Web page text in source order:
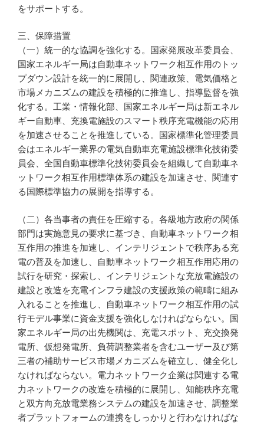
をサポートする。
三、保障措置
（一）統一的な協調を強化する。国家発展改革委員会、
国家エネルギー局は自動車ネットワーク相互作用のトッ
プダウン設計を統一的に展開し、関連政策、電気価格と
市場メカニズムの建設を積極的に推進し、指導監督を強
化する。工業・情報化部、国家エネルギー局は新エネル
ギー自動車、充換電施設のスマート秩序充電機能の応用
を加速させることを推進している。国家標準化管理委員
会はエネルギー業界の電気自動車充電施設標準化技術委
員会、全国自動車標準化技術委員会を組織して自動車ネ
ットワーク相互作用標準体系の建設を加速させ、関連す
る国際標準協力の展開を指導する。
（二）各当事者の責任を圧縮する。各級地方政府の関係
部門は実施意見の要求に基づき、自動車ネットワーク相
互作用の推進を加速し、インテリジェントで秩序ある充
電の普及を加速し、自動車ネットワーク相互作用応用の
試行を研究・探索し、インテリジェントな充放電施設の
建設と改造を充電インフラ建設の支援政策の範疇に組み
入れることを推進し、自動車ネットワーク相互作用の試
行モデル事業に資金支援を強化しなければならない。国
家エネルギー局の出先機関は、充電スポット、充交換発
電所、仮想発電所、負荷調整業者を含むユーザー及び第
三者の補助サービス市場メカニズムを確立し、健全化し
なければならない。電力ネットワーク企業は関連する電
力ネットワークの改造を積極的に展開し、知能秩序充電
と双方向充放電業務システムの建設を加速させ、調整業
者プラットフォームの連携をしっかりと行わなければな